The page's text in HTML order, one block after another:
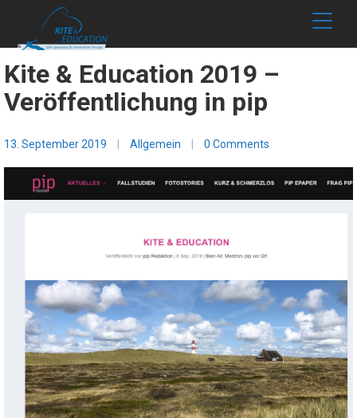
Kite & Education 2019 –
Veröffentlichung in pip
13. September 2019 Allgemein 0 Comments